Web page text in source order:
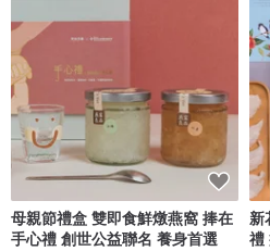
母親節禮盒 雙即食鮮燉燕窩 捧在
手心禮 創世公益聯名 養身首選
新
禮